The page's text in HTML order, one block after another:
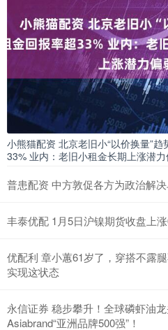
小熊猫配资 北京老旧小“以价换量”
33% 业内：老旧小租金长期上涨潜
普患配资 中方敦促各方为政治解
丰泰优配 1月5日沪镍期货收盘上
优配利 章小蕙61岁了，穿搭不露
实现这状态
永信证券 稳步攀升！全球磷虾油
Asiabrand“亚洲品牌500强”！